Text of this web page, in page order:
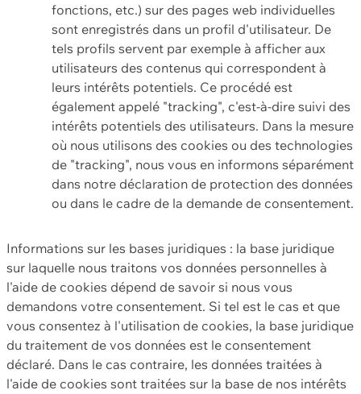
fonctions, etc.) sur des pages web individuelles
sont enregistrés dans un profil d'utilisateur. De
tels profils servent par exemple à afficher aux
utilisateurs des contenus qui correspondent à
leurs intérêts potentiels. Ce procédé est
également appelé "tracking", c'est-à-dire suivi des
intérêts potentiels des utilisateurs. Dans la mesure
où nous utilisons des cookies ou des technologies
de "tracking", nous vous en informons séparément
dans notre déclaration de protection des données
ou dans le cadre de la demande de consentement.
Informations sur les bases juridiques : la base juridique
sur laquelle nous traitons vos données personnelles à
l'aide de cookies dépend de savoir si nous vous
demandons votre consentement. Si tel est le cas et que
vous consentez à l'utilisation de cookies, la base juridique
du traitement de vos données est le consentement
déclaré. Dans le cas contraire, les données traitées à
l'aide de cookies sont traitées sur la base de nos intérêts